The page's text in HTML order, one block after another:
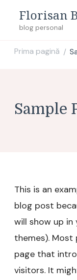
Florisan
blog personal
Prima pagină /
Sample
This is an
blog post
will show up
themes).
page that
visitors. It